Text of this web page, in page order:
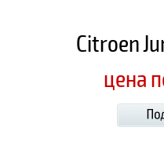
Citroen
цена